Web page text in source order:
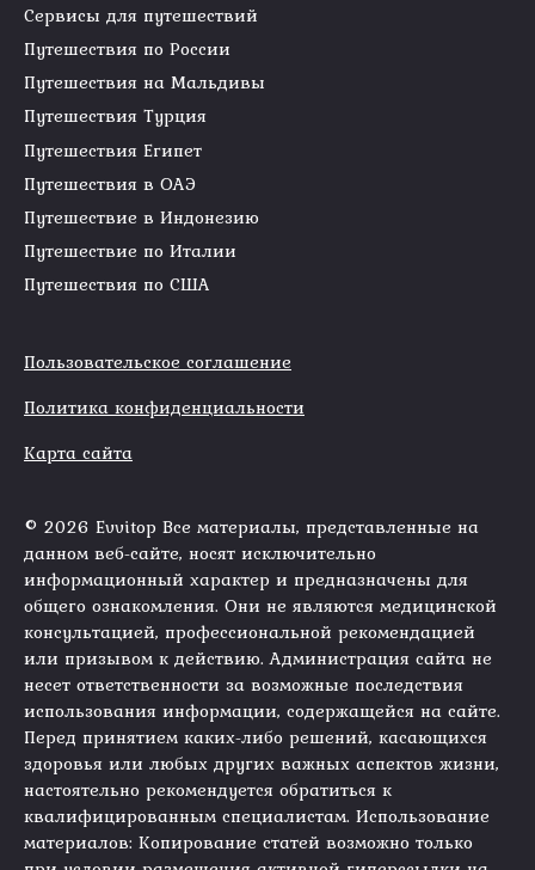
Сервисы для путешествий
Путешествия по России
Путешествия на Мальдивы
Путешествия Турция
Путешествия Египет
Путешествия в ОАЭ
Путешествие в Индонезию
Путешествие по Италии
Путешествия по США
Пользовательское соглашение
Политика конфиденциальности
Карта сайта
© 2026 Evvitop Все материалы, представленные на
данном веб-сайте, носят исключительно
информационный характер и предназначены для
общего ознакомления. Они не являются медицинской
консультацией, профессиональной рекомендацией
или призывом к действию. Администрация сайта не
несет ответственности за возможные последствия
использования информации, содержащейся на сайте.
Перед принятием каких-либо решений, касающихся
здоровья или любых других важных аспектов жизни,
настоятельно рекомендуется обратиться к
квалифицированным специалистам. Использование
материалов: Копирование статей возможно только